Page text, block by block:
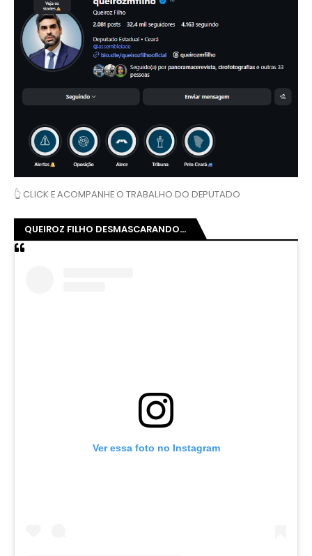
👆 CLICK E ACOMPANHE O TRABALHO DO DEPUTADO
QUEIROZ FILHO DESMASCARANDO...
Ver essa foto no Instagram